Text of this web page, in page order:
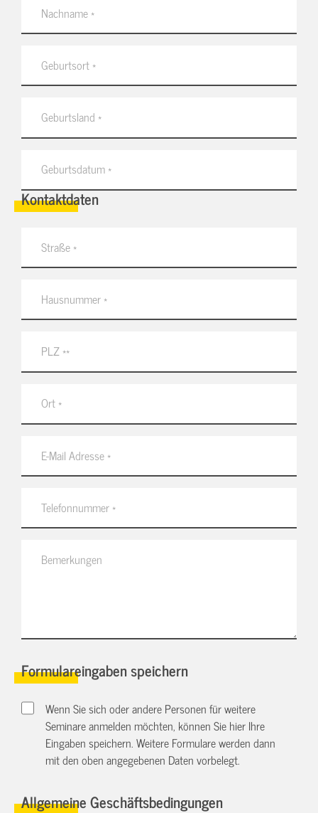
Kontaktdaten
Formulareingaben speichern
Wenn Sie sich oder andere Personen für weitere
Seminare anmelden möchten, können Sie hier Ihre
Eingaben speichern. Weitere Formulare werden dann
mit den oben angegebenen Daten vorbelegt.
Allgemeine Geschäftsbedingungen